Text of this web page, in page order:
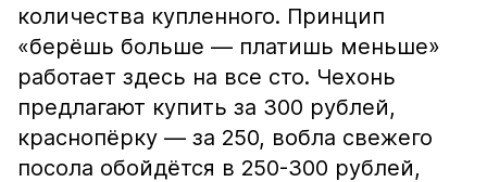
количества купленного. Принцип
«берёшь больше — платишь меньше»
работает здесь на все сто. Чехонь
предлагают купить за 300 рублей,
краснопёрку — за 250, вобла свежего
посола обойдётся в 250-300 рублей,